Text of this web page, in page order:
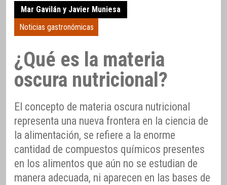
Mar Gavilán y Javier Muniesa
Noticias gastronómicas
¿Qué es la materia
oscura nutricional?
El concepto de materia oscura nutricional
representa una nueva frontera en la ciencia de
la alimentación, se refiere a la enorme
cantidad de compuestos químicos presentes
en los alimentos que aún no se estudian de
manera adecuada, ni aparecen en las bases de